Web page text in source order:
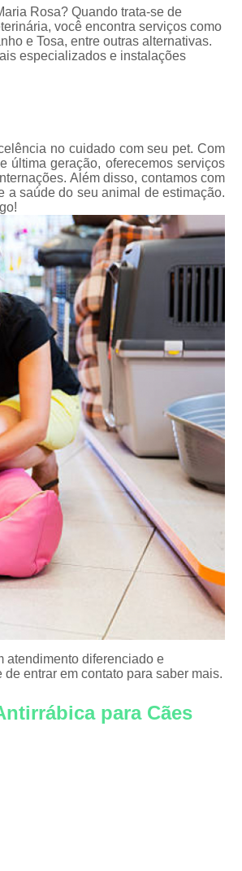
para Cachorro
Medicamento para Gato
Medicamento Veterinário
Pet Shop para Cachorro
Pet
Pet Shop para Cães e Gatos
Pet Shop Perto Corrente
Pet
Ração para Animais
Ração para Animais Domésticos
Ração para Cães
Ração para
Ração para Gato
Tratamento de Animais
Tratamento de Animais de
Tratamento de Cachorros
Tratamento para Animais de Estimação
Tratamento para Cachorros
Tratamento para Gatos
Vacina
Vacina Antirrábica para Gato
contra Raiva para Cachorro Corrente
Vacina de Raiva Gato
Vacina de Raiva
Vacina Fiv Felv
Vacina para Filhote de
Veterinário 24
Veterinário Corrente
Veterinário Especialista em Gatos
Rosa? Quando trata-se de
você encontra serviços como
e Tosa, entre outras alternativas.
especializados e instalações
no cuidado com seu pet. Com
última geração, oferecemos serviços
Além disso, contamos com
a saúde do seu animal de estimação.
atendimento diferenciado e
entrar em contato para saber mais.
para Cães